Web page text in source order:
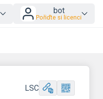
bot
Pořiďte si licenci
LSC